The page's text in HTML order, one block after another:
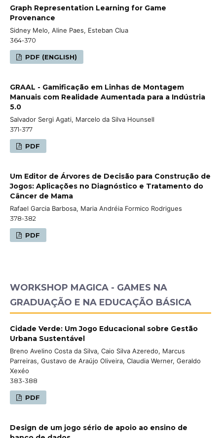
Graph Representation Learning for Game
Provenance
Sidney Melo, Aline Paes, Esteban Clua
364-370
PDF (ENGLISH)
GRAAL - Gamificação em Linhas de Montagem
Manuais com Realidade Aumentada para a Indústria
5.0
Salvador Sergi Agati, Marcelo da Silva Hounsell
371-377
PDF
Um Editor de Árvores de Decisão para Construção de
Jogos: Aplicações no Diagnóstico e Tratamento do
Câncer de Mama
Rafael Garcia Barbosa, Maria Andréia Formico Rodrigues
378-382
PDF
WORKSHOP MAGICA - GAMES NA
GRADUAÇÃO E NA EDUCAÇÃO BÁSICA
Cidade Verde: Um Jogo Educacional sobre Gestão
Urbana Sustentável
Breno Avelino Costa da Silva, Caio Silva Azeredo, Marcus
Parreiras, Gustavo de Araújo Oliveira, Claudia Werner, Geraldo
Xexéo
383-388
PDF
Design de um jogo sério de apoio ao ensino de